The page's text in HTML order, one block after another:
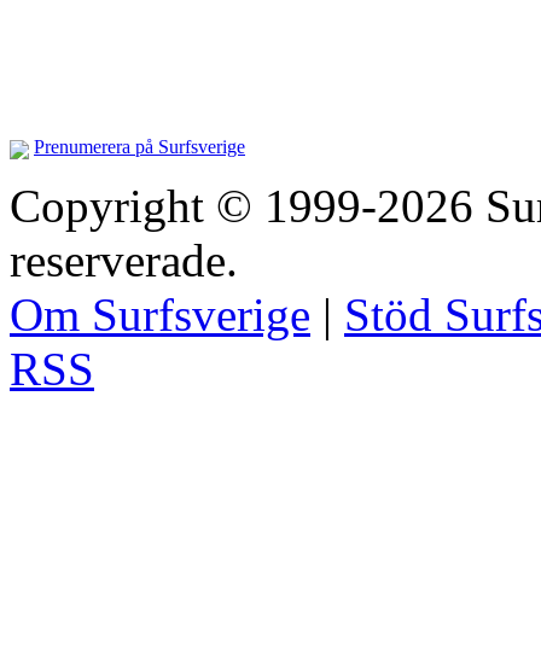
Prenumerera på Surfsverige
Copyright © 1999-2026
reserverade.
Om Surfsverige | Stöd
RSS